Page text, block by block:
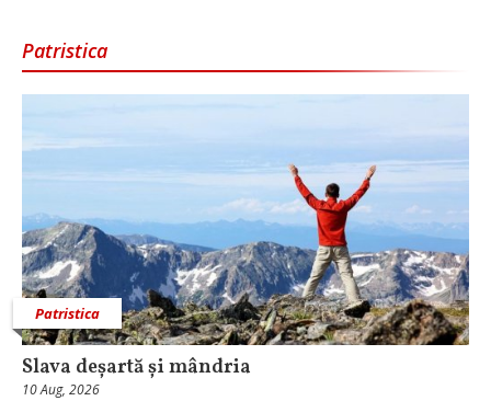
Patristica
Patristica
Slava deșartă și mândria
10 Aug, 2026